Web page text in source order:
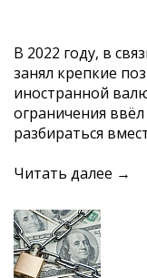
В 2022 году, в
занял крепкие
иностранной
ограничения
разбираться
Читать далее →